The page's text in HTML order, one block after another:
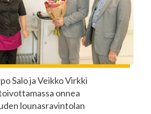
Salo ja Veikko Virkki
onnea
lounasravintolan